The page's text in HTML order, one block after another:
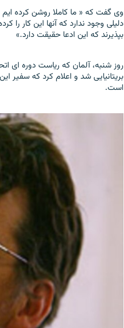
وی گفت که « ما کاملا روشن کرده ايم
دليلی وجود ندارد که آنها اين کار را
بپذيرند که اين ادعا حقيقت دارد.»
روز شنبه، آلمان که رياست دوره ای
بريتانيايی شد و اعلام کرد که سفير
است.